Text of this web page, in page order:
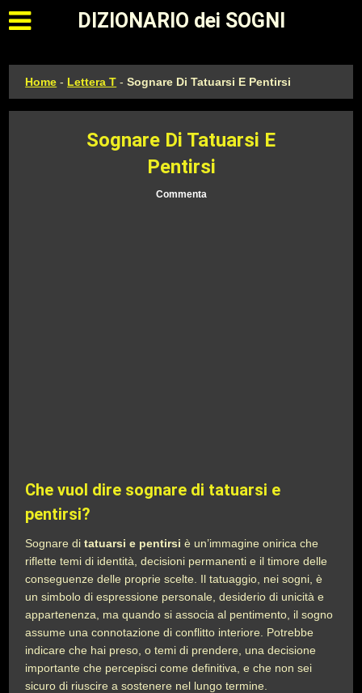
Apri il menu principale
DIZIONARIO dei SOGNI
Home - Lettera T -Sognare Di Tatuarsi E Pentirsi
Sognare Di Tatuarsi E
Pentirsi
Commenta
Che vuol dire sognare di tatuarsi e
pentirsi?
Sognare ditatuarsi e pentirsi è un’immagine onirica che
riflette temi di identità, decisioni permanenti e il timore delle
conseguenze delle proprie scelte. Il tatuaggio, nei sogni, è
un simbolo di espressione personale, desiderio di unicità e
appartenenza, ma quando si associa al pentimento, il sogno
assume una connotazione di conflitto interiore. Potrebbe
indicare che hai preso, o temi di prendere, una decisione
importante che percepisci come definitiva, e che non sei
sicuro di riuscire a sostenere nel lungo termine.